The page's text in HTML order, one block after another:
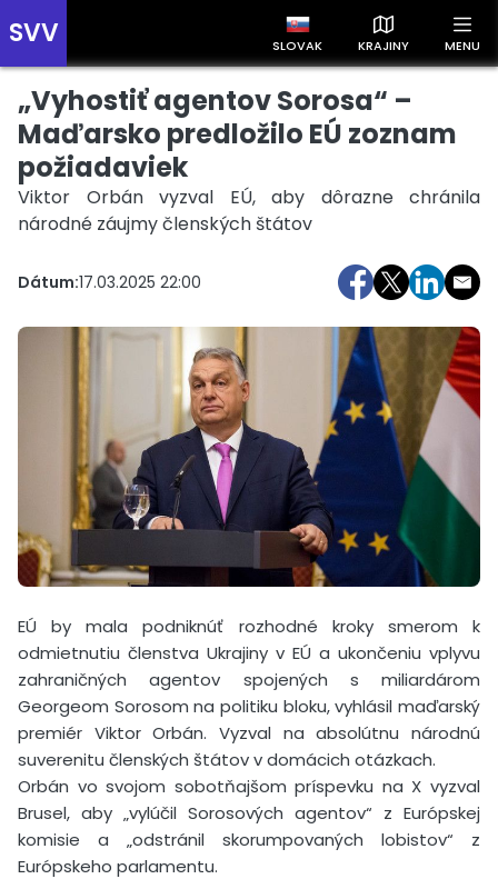
SVV SLOVAK KRAJINY MENU
Prehľad správ podľa krajín
Zobrazte si správy rozdelené podľa krajín a získajte rýchly
prehľad o dianí vo svete.
„Vyhostiť agentov Sorosa“ –
Maďarsko predložilo EÚ zoznam
požiadaviek
Viktor Orbán vyzval EÚ, aby dôrazne chránila
národné záujmy členských štátov
Dátum:17.03.2025 22:00
EÚ by mala podniknúť rozhodné kroky smerom k
odmietnutiu členstva Ukrajiny v EÚ a ukončeniu vplyvu
zahraničných agentov spojených s miliardárom
Georgeom Sorosom na politiku bloku, vyhlásil maďarský
premiér Viktor Orbán. Vyzval na absolútnu národnú
suverenitu členských štátov v domácich otázkach.
Orbán vo svojom sobotňajšom príspevku na X vyzval
Brusel, aby „vylúčil Sorosových agentov“ z Európskej
komisie a „odstránil skorumpovaných lobistov“ z
Európskeho parlamentu.